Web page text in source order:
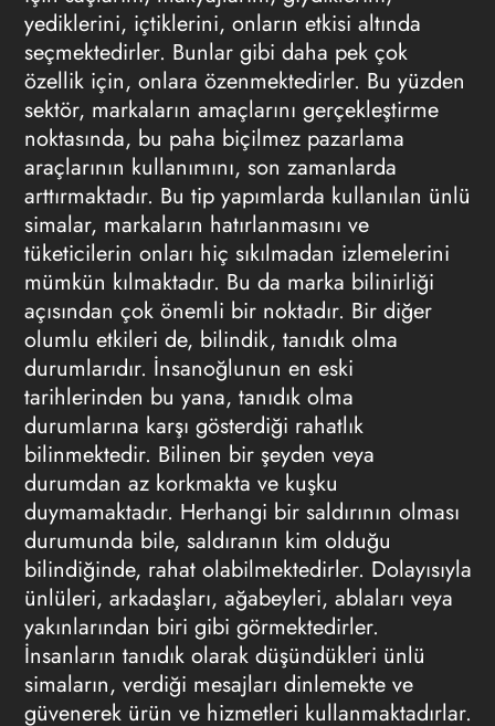
yediklerini, içtiklerini, onların etkisi altında
seçmektedirler. Bunlar gibi daha pek çok
özellik için, onlara özenmektedirler. Bu yüzden
sektör, markaların amaçlarını gerçekleştirme
noktasında, bu paha biçilmez pazarlama
araçlarının kullanımını, son zamanlarda
arttırmaktadır. Bu tip yapımlarda kullanılan ünlü
simalar, markaların hatırlanmasını ve
tüketicilerin onları hiç sıkılmadan izlemelerini
mümkün kılmaktadır. Bu da marka bilinirliği
açısından çok önemli bir noktadır. Bir diğer
olumlu etkileri de, bilindik, tanıdık olma
durumlarıdır. İnsanoğlunun en eski
tarihlerinden bu yana, tanıdık olma
durumlarına karşı gösterdiği rahatlık
bilinmektedir. Bilinen bir şeyden veya
durumdan az korkmakta ve kuşku
duymamaktadır. Herhangi bir saldırının olması
durumunda bile, saldıranın kim olduğu
bilindiğinde, rahat olabilmektedirler. Dolayısıyla
ünlüleri, arkadaşları, ağabeyleri, ablaları veya
yakınlarından biri gibi görmektedirler.
İnsanların tanıdık olarak düşündükleri ünlü
simaların, verdiği mesajları dinlemekte ve
güvenerek ürün ve hizmetleri kullanmaktadırlar.